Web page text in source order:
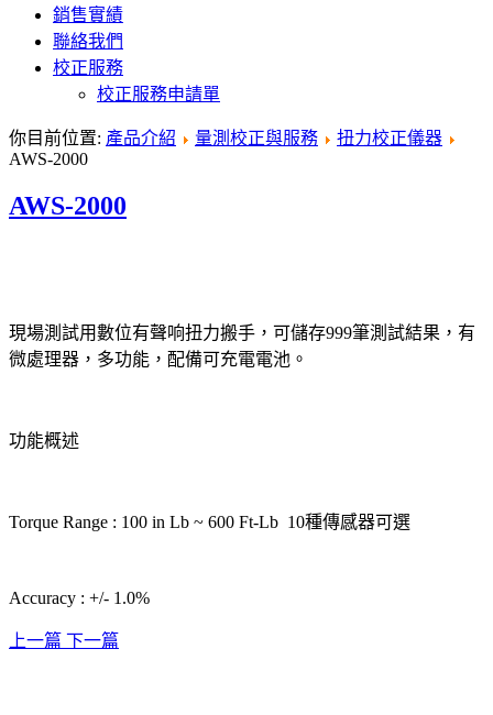
銷售實績
聯絡我們
校正服務
校正服務申請單
你目前位置: 產品介紹 量測校正與服務
扭力校正儀器
AWS-2000
AWS-2000
現場測試用數位有聲响扭力搬手，可儲存999筆測試結果，有
微處理器，多功能，配備可充電電池。
功能概述
Torque Range : 100 in Lb ~ 600 Ft-Lb 10種傳感器可選
Accuracy : +/- 1.0%
上一篇 下一篇